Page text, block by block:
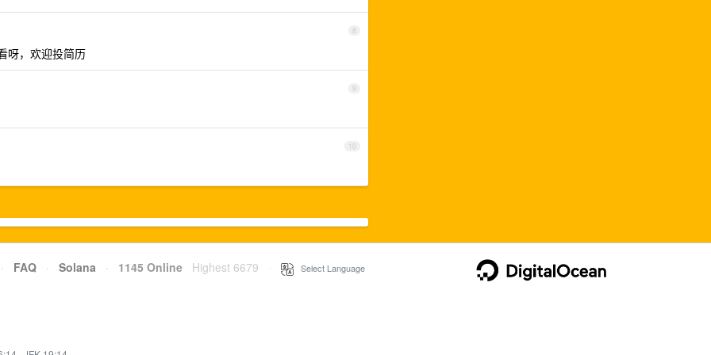
8
呀，欢迎投简历
9
10
· FAQ · Solana · 1145 Online Highest 6679 Select Language